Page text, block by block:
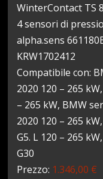
WinterContact TS
4 sensori di
alpha.sens
KRW1702412
Compatibile con:
2020 120 – 265
– 265 kW, BMW
2020 120 – 265
G5. L 120 – 265
G30
Prezzo: 1.346,00 €